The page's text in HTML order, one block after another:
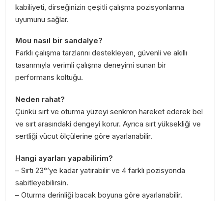
kabiliyeti, dirseğinizin çeşitli çalışma pozisyonlarına
uyumunu sağlar.
Mou nasıl bir sandalye?
Farklı çalışma tarzlarını destekleyen, güvenli ve akıllı
tasarımıyla verimli çalışma deneyimi sunan bir
performans koltuğu.
Neden rahat?
Çünkü sırt ve oturma yüzeyi senkron hareket ederek bel
ve sırt arasındaki dengeyi korur. Ayrıca sırt yüksekliği ve
sertliği vücut ölçülerine göre ayarlanabilir.
Hangi ayarları yapabilirim?
– Sırtı 23°’ye kadar yatırabilir ve 4 farklı pozisyonda
sabitleyebilirsin.
– Oturma derinliği bacak boyuna göre ayarlanabilir.